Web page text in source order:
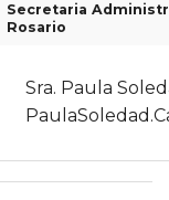
Secretaria
Rosario
Sra. Paula